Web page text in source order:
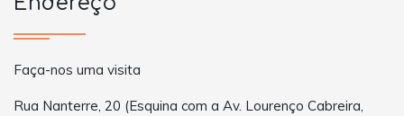
Faça-nos uma visita
Rua Nanterre, 20 (Esquina com a Av. Lourenço Cabreira,